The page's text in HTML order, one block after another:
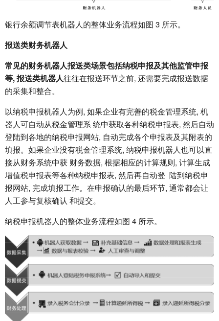
银行余额调节表机器人的整体业务流程如图 3 所示。
报送类财务机器人
常见的财务机器人报送类场景包括纳税申报及其他监管申报
等, 报送类机器人往往在报送环节之前, 还需要完成报送数据
的采集和整合。
以纳税申报机器人为例, 如果企业有完善的税金管理系统, 机
器人可自动从税金管理系 统中获取各种纳税申报表, 然后自动
登陆到各地的纳税申报网站, 自动完成各个申报表及其附表的
填报。如果企业没有税金管理系统, 纳税申报机器人也可以直
接从财务系统中获 财务数据, 根据相应的计算规则, 计算生成
增值税申报表等各种纳税申报表, 然后再自动登 陆到纳税申
报网站, 完成填报工作。在申报确认的最后环节, 通常都会让
人工参与复核确认 和提交。
纳税申报机器人的整体业务流程如图 4 所示。